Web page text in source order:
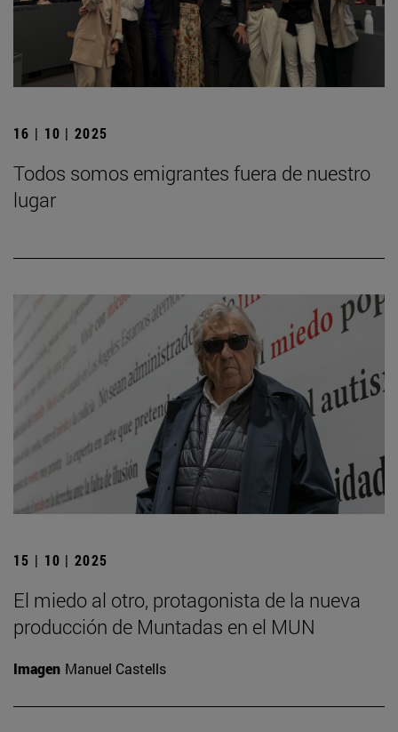
16 | 10 | 2025
Todos somos emigrantes fuera de nuestro
lugar
15 | 10 | 2025
El miedo al otro, protagonista de la nueva
producción de Muntadas en el MUN
Imagen Manuel Castells